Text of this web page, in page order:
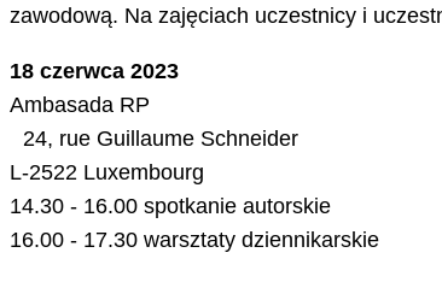
zawodową. Na zajęciach uczestnicy i
18 czerwca 2023
Ambasada RP
24, rue Guillaume Schneider
L-2522 Luxembourg
14.30 - 16.00 spotkanie autorskie
16.00 - 17.30 warsztaty dziennikarskie